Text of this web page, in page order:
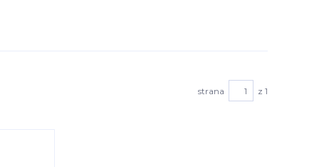
strana z 1